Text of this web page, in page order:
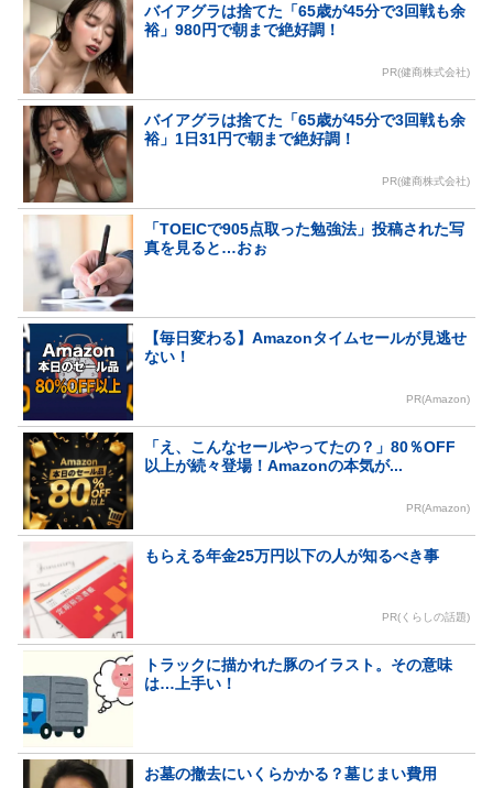
バイアグラは捨てた「65歳が45分で3回戦も余
裕」980円で朝まで絶好調！
PR(健商株式会社)
バイアグラは捨てた「65歳が45分で3回戦も余
裕」1日31円で朝まで絶好調！
PR(健商株式会社)
「TOEICで905点取った勉強法」投稿された写
真を見ると…おぉ
【毎日変わる】Amazonタイムセールが見逃せ
ない！
PR(Amazon)
「え、こんなセールやってたの？」80％OFF
以上が続々登場！Amazonの本気が...
PR(Amazon)
もらえる年金25万円以下の人が知るべき事
PR(くらしの話題)
トラックに描かれた豚のイラスト。その意味
は…上手い！
お墓の撤去にいくらかかる？墓じまい費用